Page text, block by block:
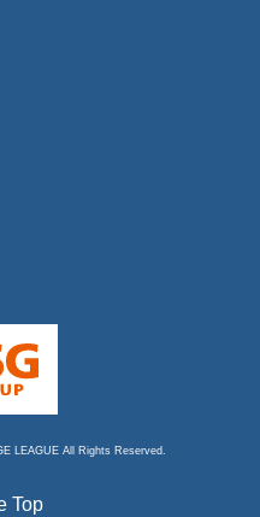
LEAGUE All Rights Reserved.
Top